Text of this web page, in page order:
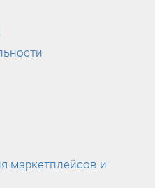
маркетплейсов и